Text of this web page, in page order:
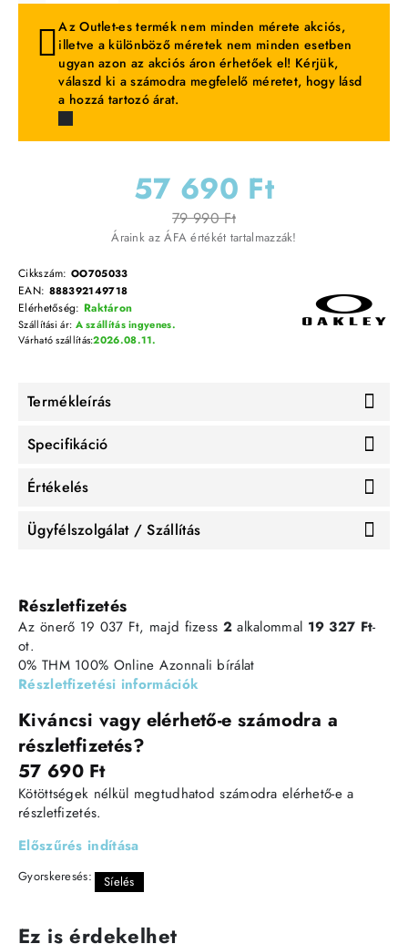
57 690 Ft
79 990 Ft
Áraink az ÁFA értékét tartalmazzák!
Cikkszám: OO705033
EAN: 888392149718
Elérhetőség: Raktáron
Várható szállítás:2026.08.11.
Szállítási ár: A szállítás ingyenes.
Az Outlet-es termék nem minden mérete akciós,
illetve a különböző méretek nem minden esetben
ugyan azon az akciós áron érhetőek el! Kérjük,
válaszd ki a számodra megfelelő méretet, hogy lásd
a hozzá tartozó árat.
Termékleírás
Specifikáció
Értékelés
Ügyfélszolgálat / Szállítás
Részletfizetés
Az önerő 19 037 Ft, majd fizess 2alkalommal 19 327 Ft-
ot.
0% THM 100% Online Azonnali bírálat
Részletfizetési információk
Kiváncsi vagy elérhető-e számodra a
részletfizetés?
57 690 Ft
Kötöttségek nélkül megtudhatod számodra elérhető-e a
részletfizetés.
Előszűrés indítása
Gyorskeresés: Síelés
Ez is érdekelhet